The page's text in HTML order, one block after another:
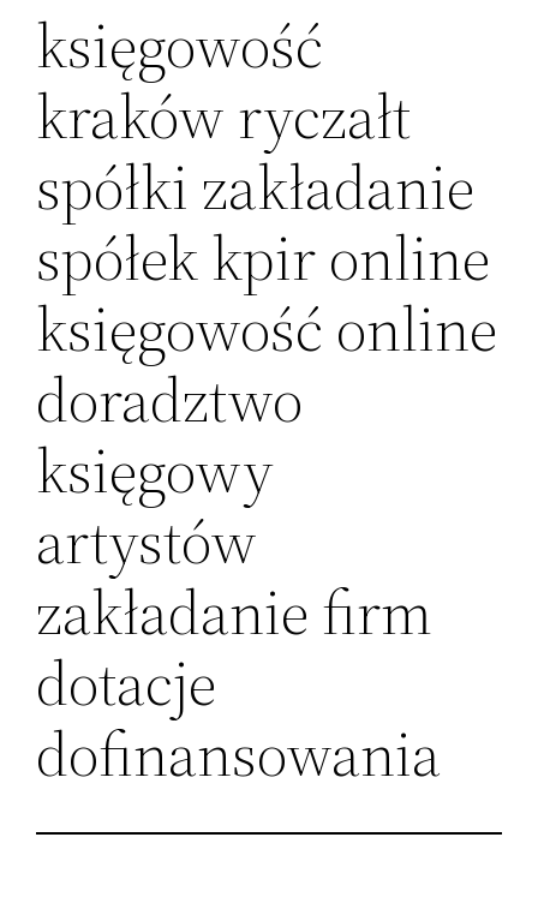
księgowość
kraków ryczałt
spółki zakładanie
spółek kpir online
księgowość online
doradztwo
księgowy
artystów
zakładanie firm
dotacje
dofinansowania